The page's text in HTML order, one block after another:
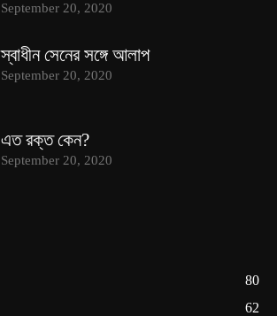
September 20, 2020
স্বাধীন সেনের সঙ্গে আলাপ
September 20, 2020
এত রক্ত কেন?
September 20, 2020
80
62